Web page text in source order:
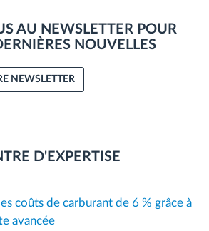
AU NEWSLETTER POUR
NOUVELLES
NEWSLETTER
D'EXPERTISE
coûts de carburant de 6 % grâce à
avancée